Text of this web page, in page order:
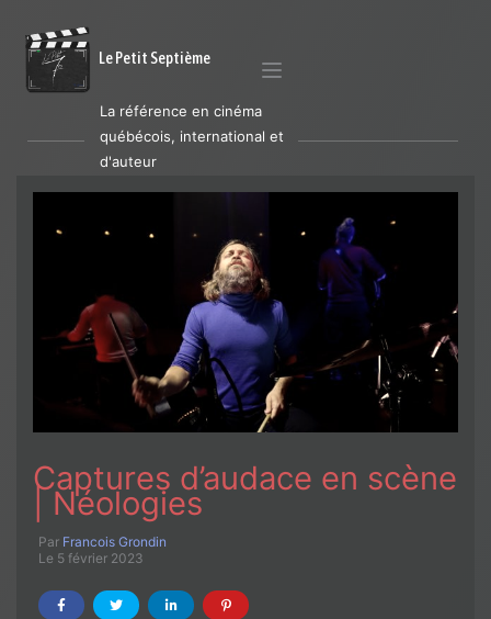
Le Petit Septième
La référence en cinéma
québécois, international et
d'auteur
Captures d’audace en scène
| Néologies
Par Francois Grondin
Le 5 février 2023